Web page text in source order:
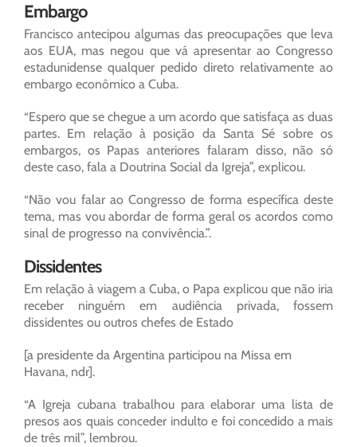
Embargo
Francisco antecipou algumas das preocupações que leva
aos EUA, mas negou que vá apresentar ao Congresso
estadunidense qualquer pedido direto relativamente ao
embargo econômico a Cuba.
“Espero que se chegue a um acordo que satisfaça as duas
partes. Em relação à posição da Santa Sé sobre os
embargos, os Papas anteriores falaram disso, não só
deste caso, fala a Doutrina Social da Igreja”, explicou.
“Não vou falar ao Congresso de forma específica deste
tema, mas vou abordar de forma geral os acordos como
sinal de progresso na convivência.”.
Dissidentes
Em relação à viagem a Cuba, o Papa explicou que não iria
receber ninguém em audiência privada, fossem
dissidentes ou outros chefes de Estado
[a presidente da Argentina participou na Missa em
Havana, ndr].
“A Igreja cubana trabalhou para elaborar uma lista de
presos aos quais conceder indulto e foi concedido a mais
de três mil”, lembrou.